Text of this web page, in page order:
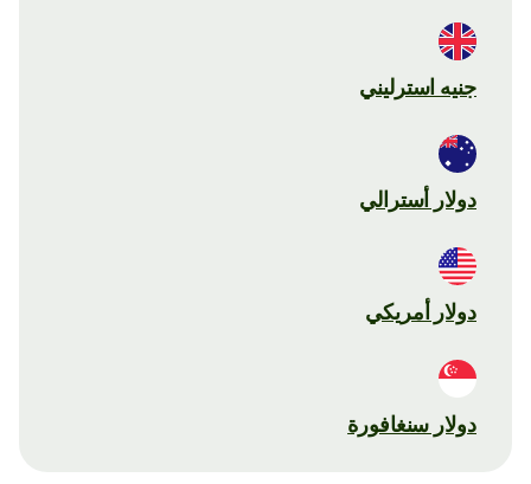
جنيه استرليني
دولار أسترالي
دولار أمريكي
دولار سنغافورة